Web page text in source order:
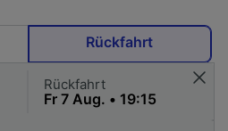
Rückfahrt
Rückfahrt